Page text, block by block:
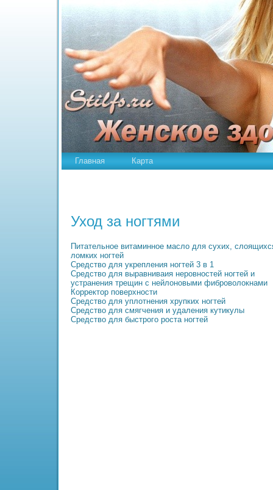
Главная Карта
Уход за ногтями
Питательное витаминное масло для сухих,
ломких ногтей
Средство для укрепления ногтей 3 в 1
Средство для выpaвниваия неровностей ногтей и
устpaнения трещин с нейлоновыми фиброволокнами
Корректор поверхности
Средство для уплотнения хрупких ногтей
Средство для смягчения и удаления кутикулы
Средство для быстрого роста ногтей